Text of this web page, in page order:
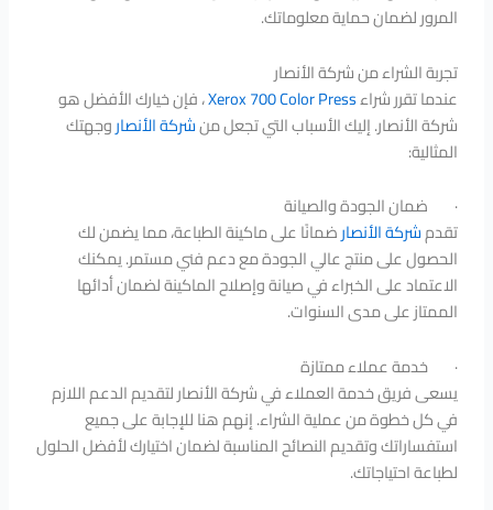
المرور لضمان حماية معلوماتك.
تجربة الشراء من شركة الأنصار
عندما تقرر شراءXerox 700 Color Press، فإن خيارك الأفضل هو
شركة الأنصار. إليك الأسباب التي تجعل منشركة الأنصاروجهتك
المثالية:
· ضمان الجودة والصيانة
تقدمشركة الأنصارضمانًا على ماكينة الطباعة، مما يضمن لك
الحصول على منتج عالي الجودة مع دعم فني مستمر. يمكنك
الاعتماد على الخبراء في صيانة وإصلاح الماكينة لضمان أدائها
الممتاز على مدى السنوات.
· خدمة عملاء ممتازة
يسعى فريق خدمة العملاء في شركة الأنصار لتقديم الدعم اللازم
في كل خطوة من عملية الشراء. إنهم هنا للإجابة على جميع
استفساراتك وتقديم النصائح المناسبة لضمان اختيارك لأفضل الحلول
لطباعة احتياجاتك.